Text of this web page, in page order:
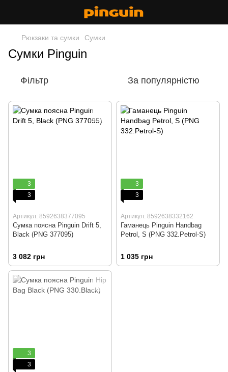
Рюкзаки та сумки Сумки
Сумки Pinguin
Фільтр За популярністю
3
3
Артикул: 8592638377095
Сумка поясна Pinguin Drift 5,
Black (PNG 377095)
3 082 грн
3
3
Артикул: 8592638332162
Гаманець Pinguin Handbag
Petrol, S (PNG 332.Petrol-S)
1 035 грн
3
3